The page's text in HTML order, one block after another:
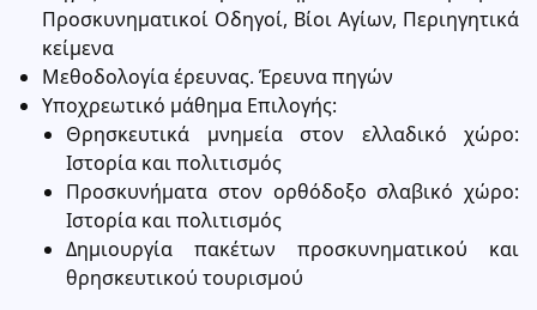
Προσκυνηματικοί Οδηγοί, Βίοι Αγίων, Περιηγητικά
κείμενα
Μεθοδολογία έρευνας. Έρευνα πηγών
Υποχρεωτικό μάθημα Επιλογής:
Θρησκευτικά μνημεία στον ελλαδικό χώρο:
Ιστορία και πολιτισμός
Προσκυνήματα στον ορθόδοξο σλαβικό χώρο:
Ιστορία και πολιτισμός
Δημιουργία πακέτων προσκυνηματικού και
θρησκευτικού τουρισμού